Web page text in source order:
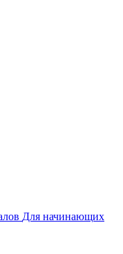
Для начинающих